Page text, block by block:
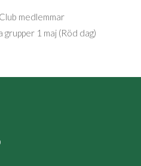
medlemmar
1 maj (Röd dag)